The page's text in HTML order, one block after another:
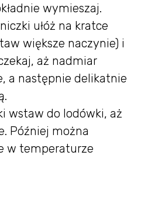
wymieszaj.
ułóż na kratce
większe naczynie) i
aż nadmiar
a następnie delikatnie
wstaw do lodówki, aż
Później można
w temperaturze